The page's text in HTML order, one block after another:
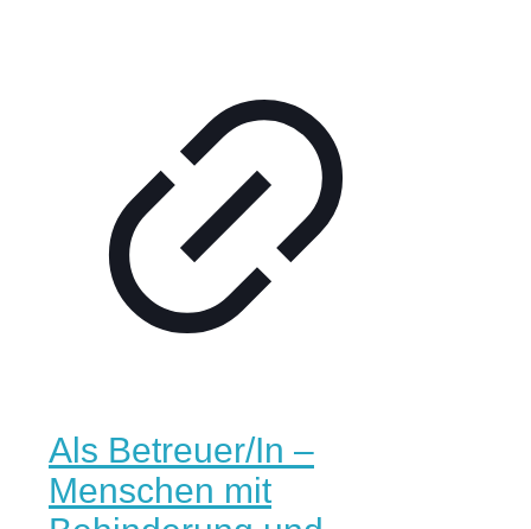
Als Betreuer/In –
Menschen mit